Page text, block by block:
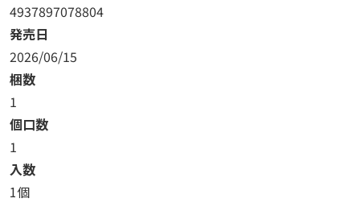
4937897078804
発売日
2026/06/15
梱数
1
個口数
1
入数
1個